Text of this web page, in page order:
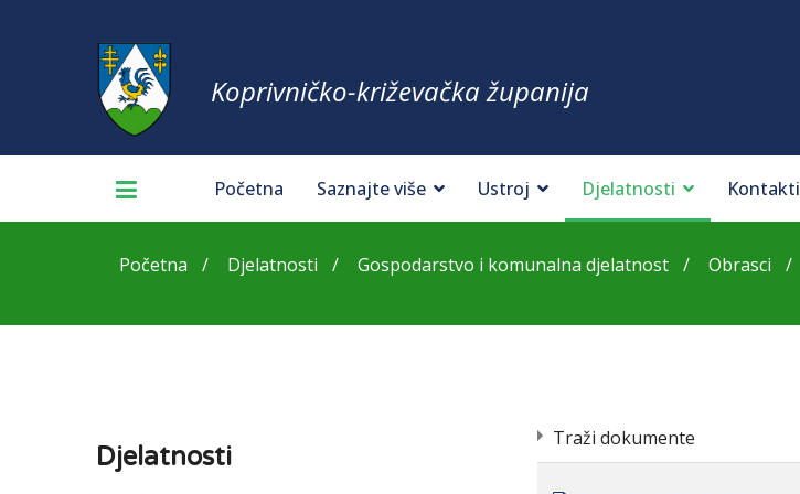
Koprivničko-križevačka županija
Početna Saznajte više Ustroj Djelatnosti Kontakti
Početna Djelatnosti Gospodarstvo i komunalna djelatnost Obrasci
Djelatnosti
Traži dokumente